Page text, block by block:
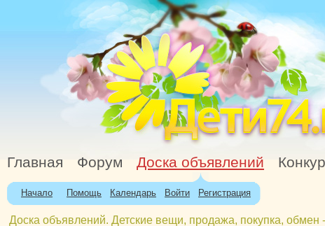
Главная Форум Доска объявлений
Начало Помощь Календарь Войти Регистрация
Доска объявлений. Детские вещи, продажа, покупка,